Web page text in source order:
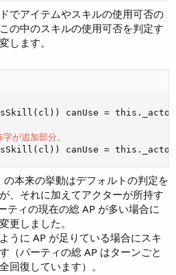
でアイテムやスキルの使用可否の
の中のスキルの使用可否を判定す
します。
canUse =
字が追加部分。
canUse =
本来の挙動はデフォルトの判定を
、それに加えてアクターが所持す
ティの現在の総 AP が多い場合に
更しました。
うに AP が足りている場合にスキ
（パーティの総 AP はターンごと
回復しています）。